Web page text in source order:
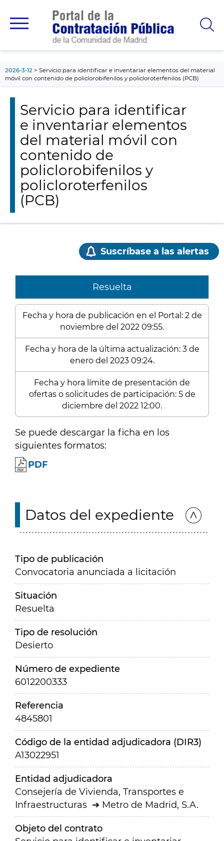
principal
2026-3-12
Servicio para identificar e inventariar elementos del material
móvil con contenido de policlorobifenilos y policloroterfenilos (PCB)
Servicio para identificar
e inventariar elementos
del material móvil con
contenido de
policlorobifenilos y
policloroterfenilos
(PCB)
Suscríbase a las alertas
Resuelta
Fecha y hora de publicación en el Portal: 2 de
noviembre del 2022 09:55.
Fecha y hora de la última actualización: 3 de
enero del 2023 09:24.
Fecha y hora límite de presentación de
ofertas o solicitudes de participación: 5 de
diciembre del 2022 12:00.
Se puede descargar la ficha en los
siguientes formatos:
PDF
Datos del expediente
Tipo de publicación
Convocatoria anunciada a licitación
Situación
Resuelta
Tipo de resolución
Desierto
Número de expediente
6012200333
Referencia
4845801
Código de la entidad adjudicadora (DIR3)
A13022951
Entidad adjudicadora
Consejería de Vivienda, Transportes e
Infraestructuras
Metro de Madrid, S.A.
Objeto del contrato